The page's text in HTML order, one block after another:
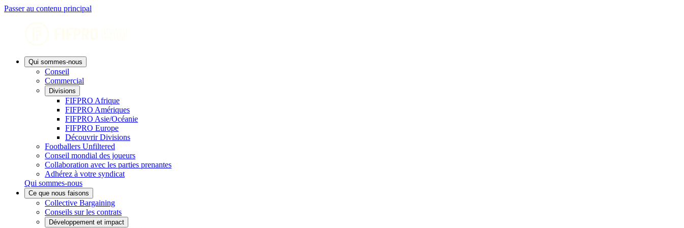
Passer au contenu principal
Qui sommes-nous
Conseil
Commercial
Divisions
FIFPRO Afrique
FIFPRO Amériques
FIFPRO Asie/Océanie
FIFPRO Europe
Découvrir Divisions
Footballers Unfiltered
Conseil mondial des joueurs
Collaboration avec les parties prenantes
Adhérez à votre syndicat
Qui sommes-nous
Ce que nous faisons
Collective Bargaining
Conseils sur les contrats
Développement et impact